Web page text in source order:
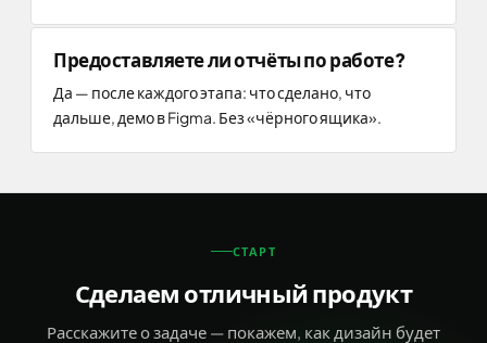
Предоставляете ли отчёты по работе?
Да — после каждого этапа: что сделано, что
дальше, демо в Figma. Без «чёрного ящика».
СТАРТ
Сделаем отличный продукт
Расскажите о задаче — покажем, как дизайн будет